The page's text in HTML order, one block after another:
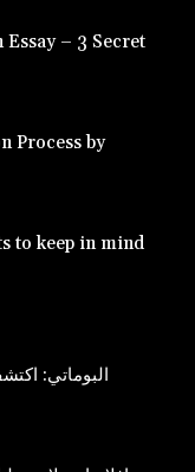
– 3 Secret
Process by
to keep in mind
البوماتي: